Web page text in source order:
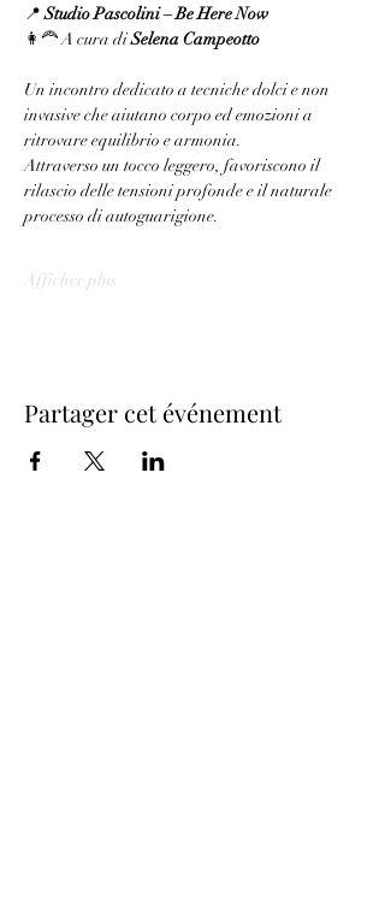
📍 Studio Pascolini – Be Here Now
👩‍🦰 A cura di Selena Campeotto
Un incontro dedicato a tecniche dolci e non
invasive che aiutano corpo ed emozioni a
ritrovare equilibrio e armonia.
Attraverso un tocco leggero, favoriscono il
rilascio delle tensioni profonde e il naturale
processo di autoguarigione.
Afficher plus
Partager cet événement